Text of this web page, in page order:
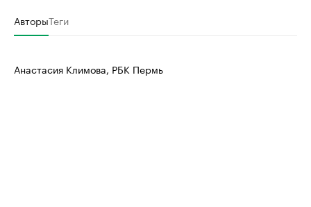
АвторыТеги
Анастасия Климова, РБК Пермь